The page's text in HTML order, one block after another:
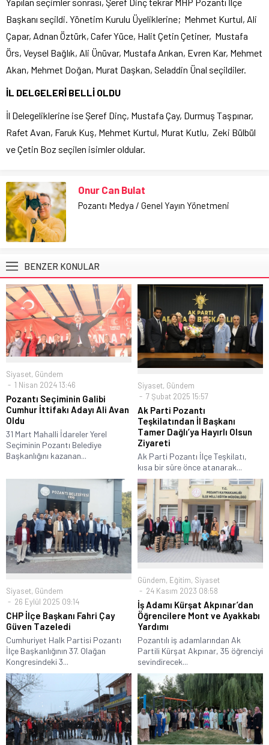
Başkanı seçildi. Yönetim Kurulu Üyeliklerine; Mehmet Kurtul, Ali
Çapar, Adnan Öztürk, Cafer Yüce, Halit Çetin Çetiner, Mustafa
Örs, Veysel Bağlık, Ali Ünüvar, Mustafa Arıkan, Evren Kar, Mehmet
Akan, Mehmet Doğan, Murat Daşkan, Seladdin Ünal seçildiler.
İL DELGELERİ BELLİ OLDU
İl Delegeliklerine ise Şeref Dinç, Mustafa Çay, Durmuş Taşpınar,
Rafet Avan, Faruk Kuş, Mehmet Kurtul, Murat Kutlu, Zeki Bülbül
ve Çetin Boz seçilen isimler oldular.
Onur Can Bulat
Pozantı Medya / Genel Yayın Yönetmeni
BENZER KONULAR
Siyaset, Gündem
1 Nisan 2024 13:46
Pozantı Seçiminin Galibi
Cumhur İttifakı Adayı Ali Avan
Oldu
31 Mart Mahalli İdareler Yerel
Seçiminin Pozantı Belediye
Başkanlığını kazanan...
Siyaset, Gündem
7 Şubat 2025 15:57
Ak Parti Pozantı
Teşkilatından İl Başkanı
Tamer Dağlı’ya Hayırlı Olsun
Ziyareti
Ak Parti Pozantı İlçe Teşkilatı,
kısa bir süre önce atanarak...
Siyaset, Gündem
26 Eylül 2025 09:14
CHP İlçe Başkanı Fahri Çay
Güven Tazeledi
Cumhuriyet Halk Partisi Pozantı
İlçe Başkanlığının 37. Olağan
Kongresindeki 3...
Gündem, Eğitim, Siyaset
24 Kasım 2023 08:58
İş Adamı Kürşat Akpınar’dan
Öğrencilere Mont ve Ayakkabı
Yardımı
Pozantılı iş adamlarından Ak
Partili Kürşat Akpınar, 35 öğrenciyi
sevindirecek...